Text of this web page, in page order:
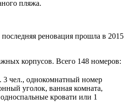
пляжа.
реновация прошла в 2015
корпусов. Всего 148 номеров:
3 чел., однокомнатный номер
уголок, ванная комната,
кровати или 1